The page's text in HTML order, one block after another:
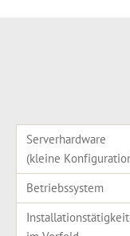
Serverhardware
(kleine
Betriebssystem